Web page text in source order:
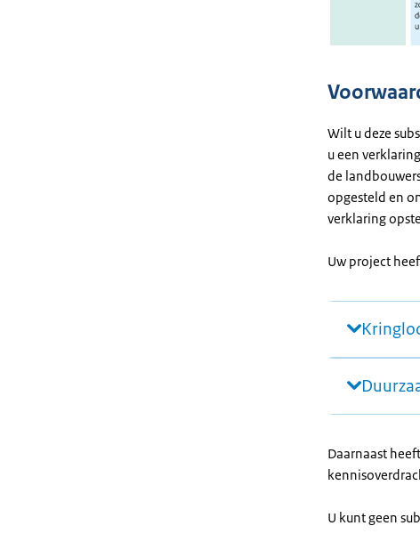
Wilt u deze
u een
de
opgesteld en
verklaring
Uw project
Daarnaast
U kunt geen